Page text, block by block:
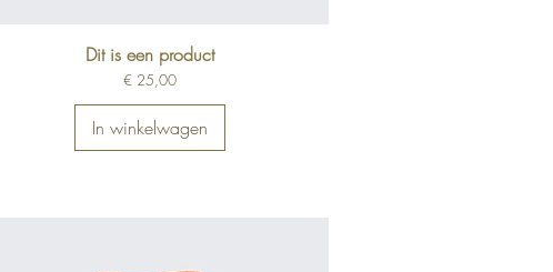
Dit is een product
Prijs
€ 25,00
In winkelwagen